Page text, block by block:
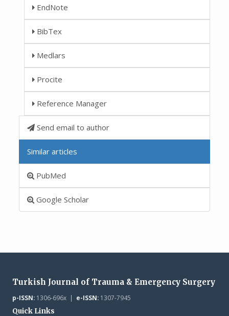
EndNote
BibTex
Medlars
Procite
Reference Manager
Send email to author
Similar articles
PubMed
Google Scholar
Turkish Journal of Trauma & Emergency Surgery
p-ISSN:1306-696x | e-ISSN:1307-7945
Quick Links